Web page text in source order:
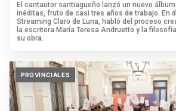
El cantautor santiagueño lanzó un nuevo
inéditas, fruto de casi tres años de trabajo. En
Streaming Claro de Luna, habló del proceso
la escritora María Teresa Andruetto y la
su obra.
PROVINCIALES